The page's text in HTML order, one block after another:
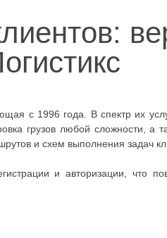
с 1996 года. В спектр их
грузов любой сложности, а
и схем выполнения задач
и авторизации, что